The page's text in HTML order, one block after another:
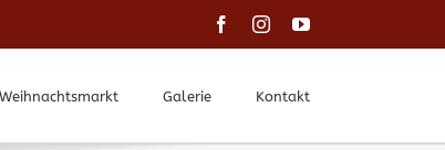
FacebookInstagramYouTube
Weihnachtsmarkt Galerie Kontakt